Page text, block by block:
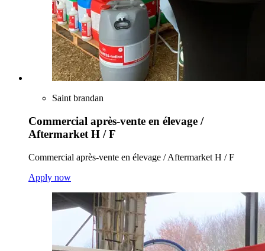
Saint brandan
Commercial après-vente en élevage /
Aftermarket H / F
Commercial après-vente en élevage / Aftermarket H / F
Apply now